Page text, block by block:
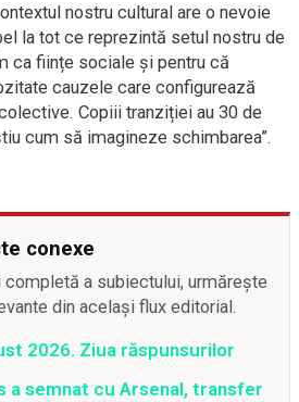
nostru cultural are o nevoie
la tot ce reprezintă setul nostru de
ca ființe sociale și pentru că
cauzele care configurează
Copiii tranziției au 30 de
cum să imagineze schimbarea”.
conexe
completă a subiectului, urmărește
din același flux editorial.
2026. Ziua răspunsurilor
a semnat cu Arsenal, transfer